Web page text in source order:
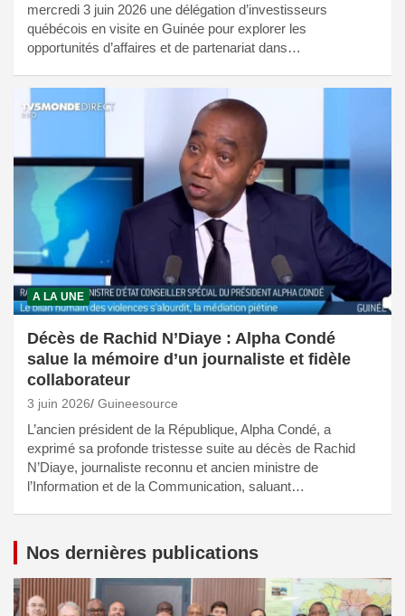
mercredi 3 juin 2026 une délégation d’investisseurs
québécois en visite en Guinée pour explorer les
opportunités d’affaires et de partenariat dans…
A LA UNE
Décès de Rachid N’Diaye : Alpha Condé
salue la mémoire d’un journaliste et fidèle
collaborateur
3 juin 2026 Guineesource
L’ancien président de la République, Alpha Condé, a
exprimé sa profonde tristesse suite au décès de Rachid
N’Diaye, journaliste reconnu et ancien ministre de
l’Information et de la Communication, saluant…
Nos dernières publications